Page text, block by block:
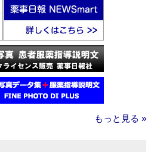
もっと見る »